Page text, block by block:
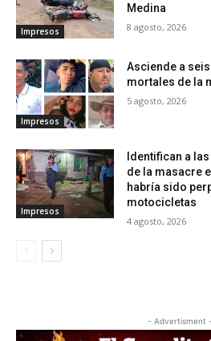
Impresos
Medina
8 agosto, 2026
Impresos
Asciende a
mortales de la
5 agosto, 2026
Impresos
Identifican a
de la masacre
habría sido
motocicletas
4 agosto, 2026
- Advertisment -